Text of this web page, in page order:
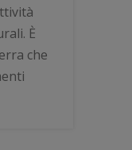
È
che